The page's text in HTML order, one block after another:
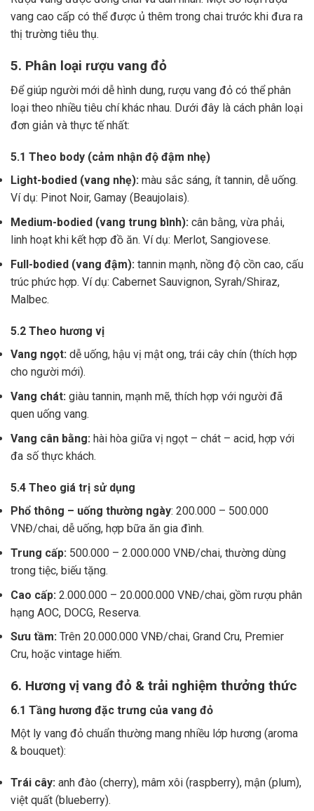
vang cao cấp có thể được ủ thêm trong chai trước khi đưa ra
thị trường tiêu thụ.
5. Phân loại rượu vang đỏ
Để giúp người mới dễ hình dung, rượu vang đỏ có thể phân
loại theo nhiều tiêu chí khác nhau. Dưới đây là cách phân loại
đơn giản và thực tế nhất:
5.1 Theo body (cảm nhận độ đậm nhẹ)
Light-bodied (vang nhẹ): màu sắc sáng, ít tannin, dễ uống.
Ví dụ: Pinot Noir, Gamay (Beaujolais).
Medium-bodied (vang trung bình): cân bằng, vừa phải,
linh hoạt khi kết hợp đồ ăn. Ví dụ: Merlot, Sangiovese.
Full-bodied (vang đậm): tannin mạnh, nồng độ cồn cao, cấu
trúc phức hợp. Ví dụ: Cabernet Sauvignon, Syrah/Shiraz,
Malbec.
5.2 Theo hương vị
Vang ngọt: dễ uống, hậu vị mật ong, trái cây chín (thích hợp
cho người mới).
Vang chát: giàu tannin, mạnh mẽ, thích hợp với người đã
quen uống vang.
Vang cân bằng: hài hòa giữa vị ngọt – chát – acid, hợp với
đa số thực khách.
5.4 Theo giá trị sử dụng
Phổ thông – uống thường ngày: 200.000 – 500.000
VNĐ/chai, dễ uống, hợp bữa ăn gia đình.
Trung cấp: 500.000 – 2.000.000 VNĐ/chai, thường dùng
trong tiệc, biếu tặng.
Cao cấp: 2.000.000 – 20.000.000 VNĐ/chai, gồm rượu phân
hạng AOC, DOCG, Reserva.
Sưu tầm: Trên 20.000.000 VNĐ/chai, Grand Cru, Premier
Cru, hoặc vintage hiếm.
6. Hương vị vang đỏ & trải nghiệm thưởng thức
6.1 Tầng hương đặc trưng của vang đỏ
Một ly vang đỏ chuẩn thường mang nhiều lớp hương (aroma
& bouquet):
Trái cây: anh đào (cherry), mâm xôi (raspberry), mận (plum),
việt quất (blueberry).